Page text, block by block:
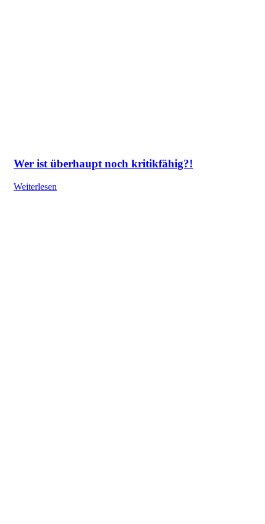
Wer ist überhaupt noch kritikfähig?!
Weiterlesen